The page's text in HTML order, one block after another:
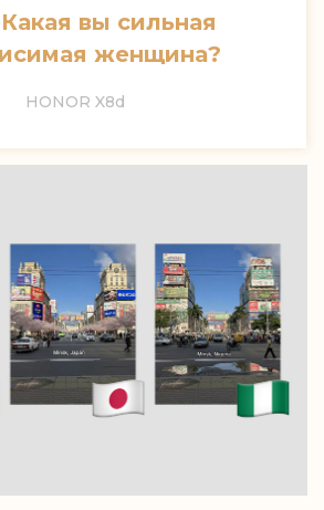
вы сильная
женщина?
HONOR X8d